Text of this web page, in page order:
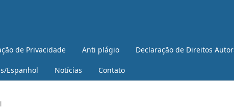
de Privacidade Anti plágio Declaração de Direitos
Espanhol Notícias Contato